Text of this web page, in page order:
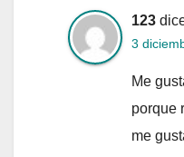
123
3
Me
porque
me